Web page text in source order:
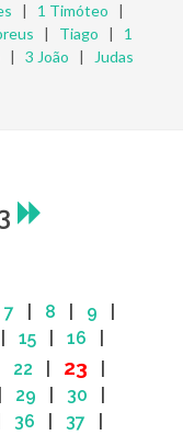
| 1 Timóteo |
| Tiago | 1
| 3 João |
Judas
7 8 9
15 16
22 23
29 30
36 37